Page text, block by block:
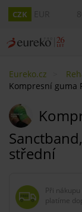
CZK
Eureko.cz
Kompresní guma
střední
Při nákupu
platíme